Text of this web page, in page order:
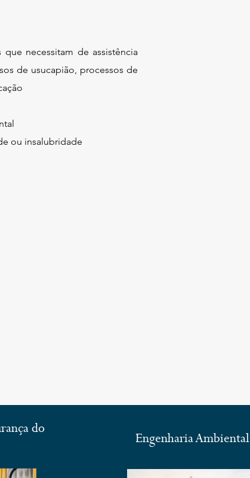
que necessitam de assistência
de usucapião, processos de
ou insalubridade
do
Engenharia Ambiental